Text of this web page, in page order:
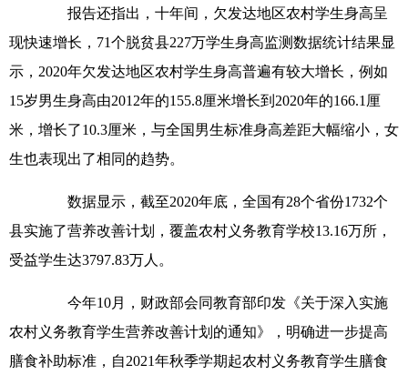
报告还指出，十年间，欠发达地区农村学生身高呈
现快速增长，71个脱贫县227万学生身高监测数据统计结果显
示，2020年欠发达地区农村学生身高普遍有较大增长，例如
15岁男生身高由2012年的155.8厘米增长到2020年的166.1厘
米，增长了10.3厘米，与全国男生标准身高差距大幅缩小，女
生也表现出了相同的趋势。
数据显示，截至2020年底，全国有28个省份1732个
县实施了营养改善计划，覆盖农村义务教育学校13.16万所，
受益学生达3797.83万人。
今年10月，财政部会同教育部印发《关于深入实施
农村义务教育学生营养改善计划的通知》，明确进一步提高
膳食补助标准，自2021年秋季学期起农村义务教育学生膳食